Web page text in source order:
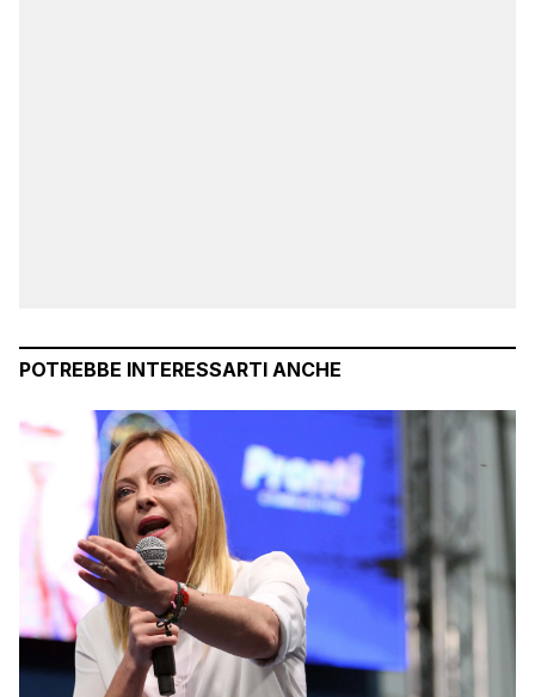
POTREBBE INTERESSARTI ANCHE